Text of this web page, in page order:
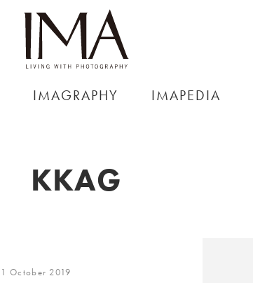
IMAGRAPHY IMAPEDIA
KKAG
1 October 2019